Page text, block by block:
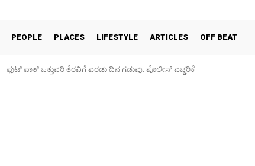
PEOPLE PLACES LIFESTYLE ARTICLES OFF BEAT
ಫುಟ್‌ ಪಾತ್ ಒತ್ತುವರಿ ತೆರವಿಗೆ ಎರಡು ದಿನ ಗಡುವು: ಪೊಲೀಸ್ ಎಚ್ಚರಿಕೆ